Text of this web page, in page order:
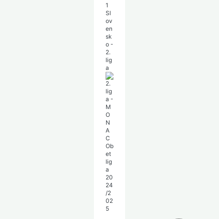
1
Sl
ov
en
sk
o -
2.
lig
a